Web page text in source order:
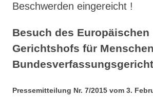
Beschwerden eingereicht !
Besuch des Europäischen
Gerichtshofs für
Bundesverfassungsgericht
Pressemitteilung Nr. 7/2015 vom 3.